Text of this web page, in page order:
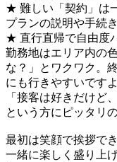
★ 難しい「契約」は
プランの説明や手続
★ 直行直帰で自由度
勤務地はエリア内の
な？」とワクワク。
にも行きやすいです
「接客は好きだけど
という方にピッタリ
最初は笑顔で挨拶で
一緒に楽しく盛り上